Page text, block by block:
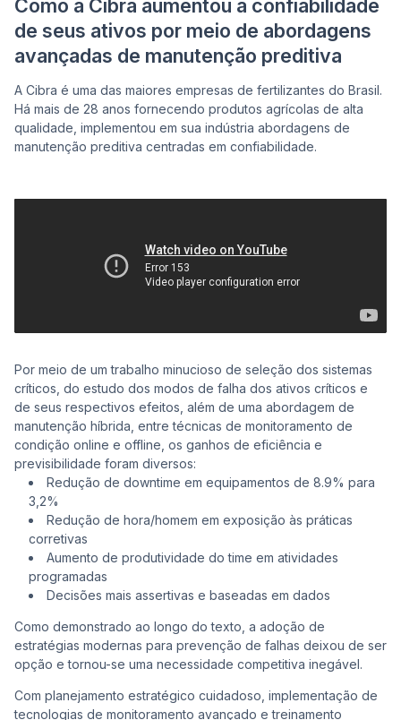
Como a Cibra aumentou a confiabilidade
de seus ativos por meio de abordagens
avançadas de manutenção preditiva
A Cibra é uma das maiores empresas de fertilizantes do Brasil.
Há mais de 28 anos fornecendo produtos agrícolas de alta
qualidade, implementou em sua indústria abordagens de
manutenção preditiva centradas em confiabilidade.
Por meio de um trabalho minucioso de seleção dos sistemas
críticos, do estudo dos modos de falha dos ativos críticos e
de seus respectivos efeitos, além de uma abordagem de
manutenção híbrida, entre técnicas de monitoramento de
condição online e offline, os ganhos de eficiência e
previsibilidade foram diversos:
Redução de downtime em equipamentos de 8.9% para
3,2%
Redução de hora/homem em exposição às práticas
corretivas
Aumento de produtividade do time em atividades
programadas
Decisões mais assertivas e baseadas em dados
Como demonstrado ao longo do texto, a adoção de
estratégias modernas para prevenção de falhas deixou de ser
opção e tornou-se uma necessidade competitiva inegável.
Com planejamento estratégico cuidadoso, implementação de
tecnologias de monitoramento avançado e treinamento